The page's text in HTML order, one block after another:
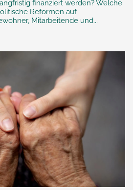
finanziert werden? Welche
Reformen auf
Mitarbeitende und...